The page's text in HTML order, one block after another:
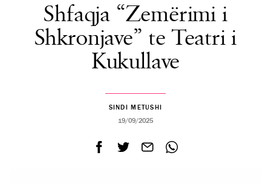
Shfaqja “Zemërimi i
Shkronjave” te Teatri i
Kukullave
SINDI METUSHI
19/09/2025